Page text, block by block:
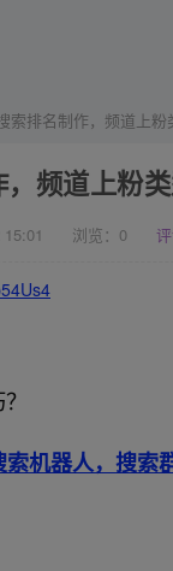
索排名制作，频道上粉
频道上粉类
浏览： 0
机器人，搜索